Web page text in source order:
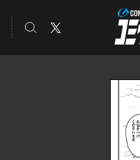
コ
検索 X